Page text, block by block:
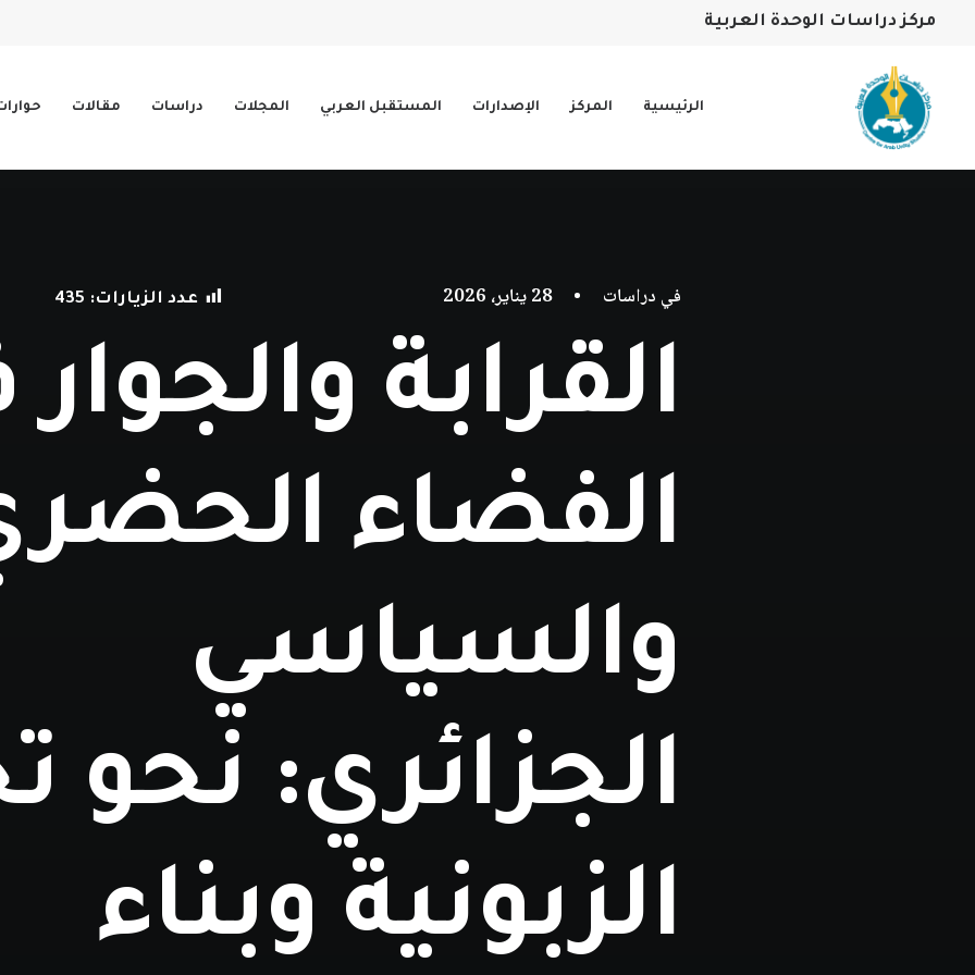
مركز دراسات الوحدة العربية
الرئيسية المركز الإصدارات المستقبل العربي المجلات دراسات مقالات
في دراسات • 28 يناير، 2026 عدد الزيارات: 435
القرابة
الفضاء
والسياسي
الجزائري: نحو
الزبونية وبناء